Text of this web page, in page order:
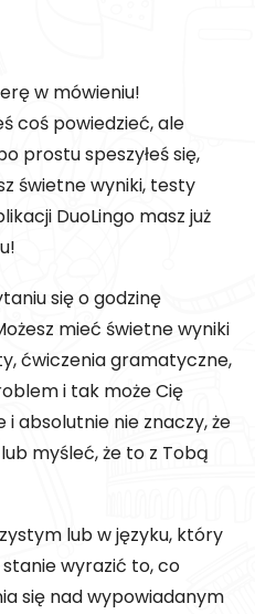
w mówieniu!
coś powiedzieć, ale
prostu speszyłeś się,
świetne wyniki, testy
DuoLingo masz już
się o godzinę
mieć świetne wyniki
ćwiczenia gramatyczne,
i tak może Cię
absolutnie nie znaczy, że
myśleć, że to z Tobą
lub w języku, który
wyrazić to, co
się nad wypowiadanym